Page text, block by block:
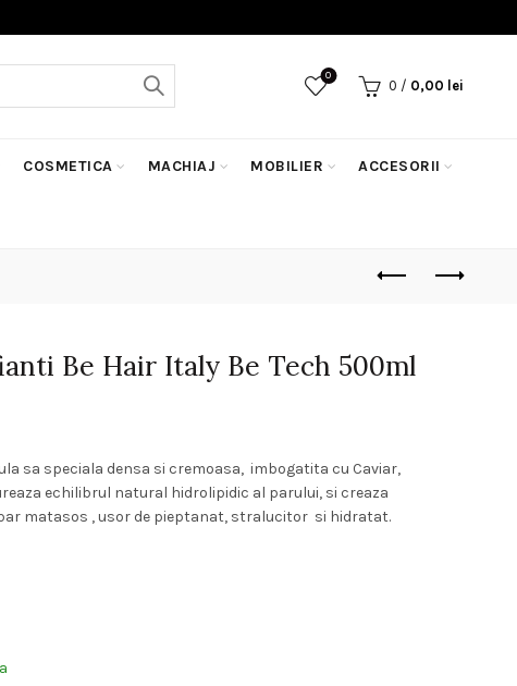
0
0 / 0,00 lei
COSMETICA MACHIAJ MOBILIER ACCESORII
Be Hair Italy Be Tech 500ml
sa speciala densa si cremoasa, imbogatita cu Caviar,
echilibrul natural hidrolipidic al parului, si creaza
matasos , usor de pieptanat, stralucitor si hidratat.